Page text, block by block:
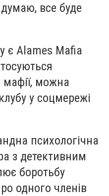
думаю, все буде
є Alames Mafia
мафії, можна
у соцмережі
психологічна
з детективним
боротьбу
одного членів